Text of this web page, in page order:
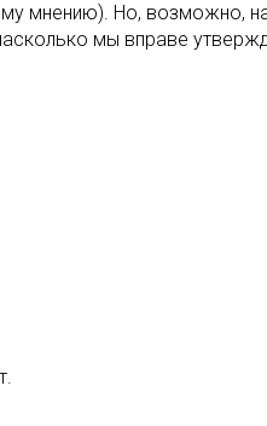
мнению). Но, возможно,
мы вправе